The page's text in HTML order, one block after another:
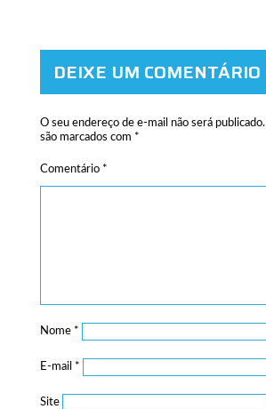
DEIXE UM COMENTÁRIO
O seu endereço de e-mail não será publicado.
são marcados com *
Comentário *
Nome *
E-mail *
Site